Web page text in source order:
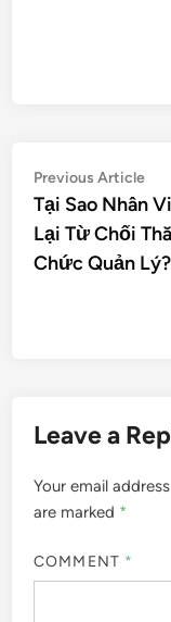
Previous Article
Tại Sao Nhân
Lại Từ Chối
Chức Quản Lý?
Leave a
Your email
are marked *
COMMENT *